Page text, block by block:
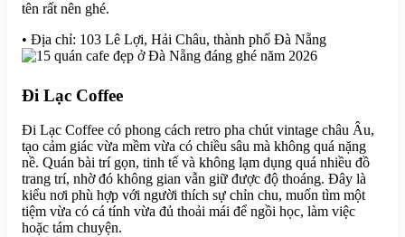
tên rất nên ghé.
• Địa chỉ: 103 Lê Lợi, Hải Châu, thành phố Đà Nẵng
Đi Lạc Coffee
Đi Lạc Coffee có phong cách retro pha chút vintage châu Âu,
tạo cảm giác vừa mềm vừa có chiều sâu mà không quá nặng
nề. Quán bài trí gọn, tinh tế và không lạm dụng quá nhiều đồ
trang trí, nhờ đó không gian vẫn giữ được độ thoáng. Đây là
kiểu nơi phù hợp với người thích sự chỉn chu, muốn tìm một
tiệm vừa có cá tính vừa đủ thoải mái để ngồi học, làm việc
hoặc tám chuyện.